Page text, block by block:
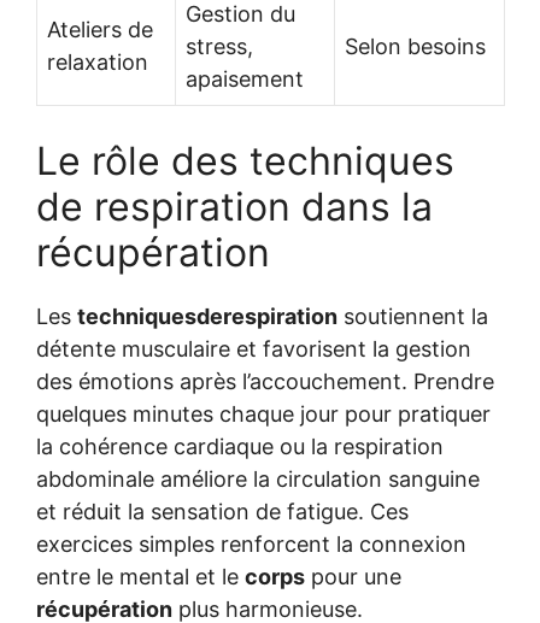
Ateliers de
relaxation
Gestion du
stress,
apaisement
Selon besoins
Le rôle des techniques
de respiration dans la
récupération
Les techniquesderespiration soutiennent la
détente musculaire et favorisent la gestion
des émotions après l’accouchement. Prendre
quelques minutes chaque jour pour pratiquer
la cohérence cardiaque ou la respiration
abdominale améliore la circulation sanguine
et réduit la sensation de fatigue. Ces
exercices simples renforcent la connexion
entre le mental et le corps pour une
récupération plus harmonieuse.